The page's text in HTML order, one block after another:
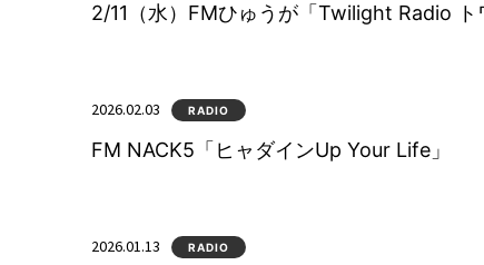
2/11（水）FMひゅうが「Twilight Radio
2026.02.03 RADIO
FM NACK5「ヒャダインUp Your Life」
2026.01.13 RADIO